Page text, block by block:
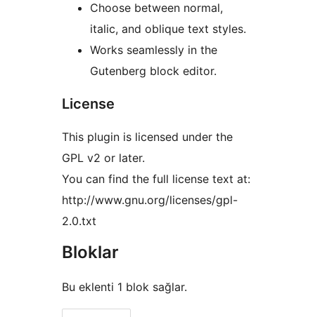
Choose between normal,
italic, and oblique text styles.
Works seamlessly in the
Gutenberg block editor.
License
This plugin is licensed under the
GPL v2 or later.
You can find the full license text at:
http://www.gnu.org/licenses/gpl-
2.0.txt
Bloklar
Bu eklenti 1 blok sağlar.